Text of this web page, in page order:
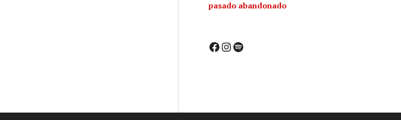
pasado abandonado
Facebook InstagramSpotify